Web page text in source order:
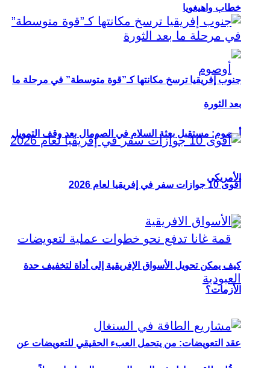
خطاب واهيغويا
أوصوم: مستقبل بعثة السلام في الصومال بعد وقف التمويل
الأمريكي
عقد التعويضات: من يتحمل العبء الحقيقي للتعويضات عن
جنوب إفريقيا ترسخ مكانتها كـ”قوة متوسطة” في مرحلة ما
بعد الثورة
أقوى 10 جوازات سفر في إفريقيا لعام 2026
كيف يمكن تحويل الأسواق الإفريقية إلى أداة لتخفيف حدة
الأزمات؟